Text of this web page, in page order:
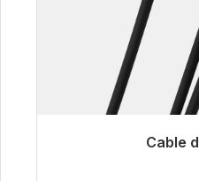
Cable
Listo para envío